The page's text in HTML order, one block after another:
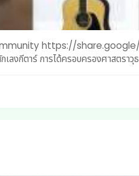
share.google/p5WzuqgjwVTT9E3xr บทที่ 2: กา
งเหล่านักเลงกีตาร์ การได้ครอบครองศาสตราวุ